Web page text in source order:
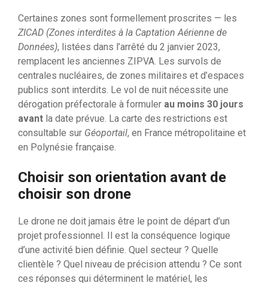
Certaines zones sont formellement proscrites — les
ZICAD (Zones interdites à la Captation Aérienne de
Données), listées dans l’arrêté du 2 janvier 2023,
remplacent les anciennes ZIPVA. Les survols de
centrales nucléaires, de zones militaires et d’espaces
publics sont interdits. Le vol de nuit nécessite une
dérogation préfectorale à formuler au moins 30 jours
avant la date prévue. La carte des restrictions est
consultable sur Géoportail, en France métropolitaine et
en Polynésie française.
Choisir son orientation avant de
choisir son drone
Le drone ne doit jamais être le point de départ d’un
projet professionnel. Il est la conséquence logique
d’une activité bien définie. Quel secteur ? Quelle
clientèle ? Quel niveau de précision attendu ? Ce sont
ces réponses qui déterminent le matériel, les